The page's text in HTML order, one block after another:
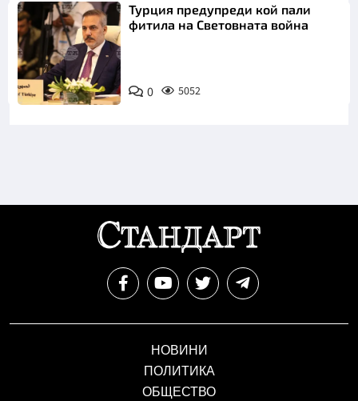
Турция предупреди кой пали
фитила на Световната война
0 5052
НОВИНИ
ПОЛИТИКА
ОБЩЕСТВО